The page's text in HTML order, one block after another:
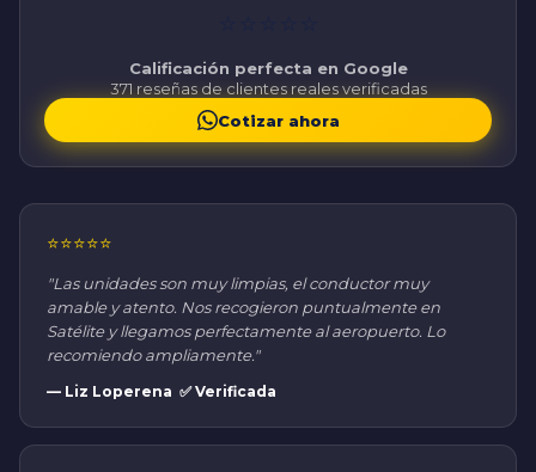
Calificación perfecta en Google
371 reseñas de clientes reales verificadas
Cotizar ahora
⭐⭐⭐⭐⭐
"Las unidades son muy limpias, el conductor muy
amable y atento. Nos recogieron puntualmente en
Satélite y llegamos perfectamente al aeropuerto. Lo
recomiendo ampliamente."
— Liz Loperena ✅ Verificada